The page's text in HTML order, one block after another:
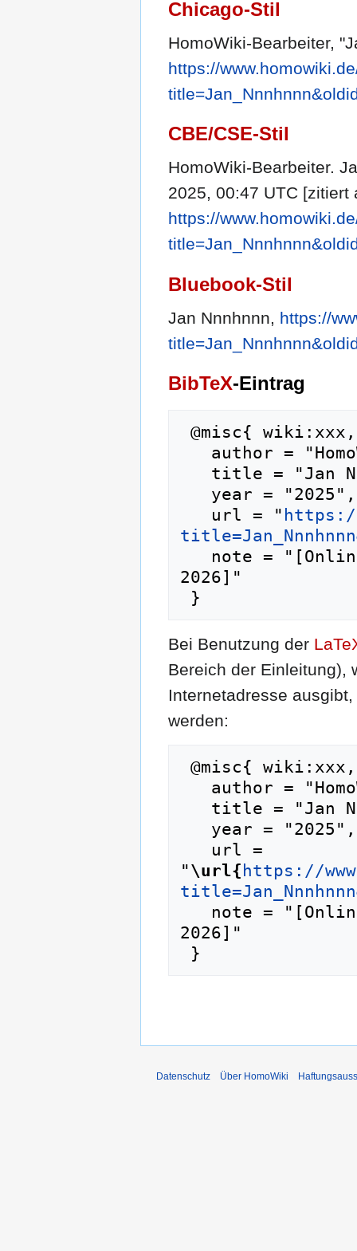
Chicago-Stil
HomoWiki-Bearbeiter,
https://
CBE/CSE-Stil
HomoWiki-Bearbeiter.
2025, 00:47 UTC [zitiert
https://
Bluebook-Stil
Jan Nnnhnnn, https://
BibTeX-Eintrag
   url = "
https://
2026]"
Bei Benutzung der
Bereich der Einleitung),
Internetadresse
werden:
"\url{ https://
2026]"
Datenschutz Über HomoWiki